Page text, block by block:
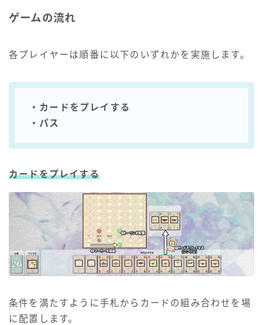
ゲームの流れ
各プレイヤーは順番に以下のいずれかを実施します。
・カードをプレイする
・パス
カードをプレイする
条件を満たすように手札からカードの組み合わせを場
に配置します。